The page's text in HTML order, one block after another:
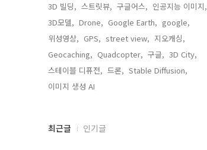
3D 빌딩, 스트릿뷰, 구글어스, 인공지능 이미지,
3D모델, Drone, Google Earth, google,
위성영상, GPS, street view, 지오캐싱,
Geocaching, Quadcopter, 구글, 3D City,
스테이블 디퓨전, 드론, Stable Diffusion,
이미지 생성 AI,
최
최근글 인기글